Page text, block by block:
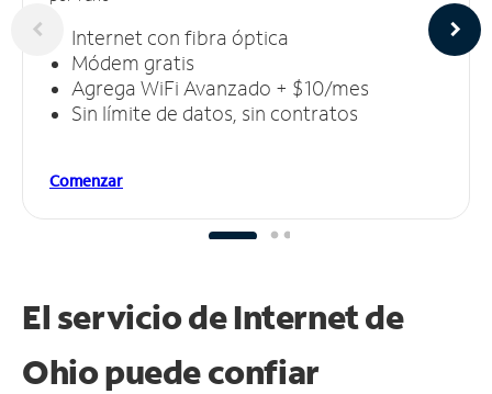
Internet con fibra óptica
Módem gratis
Agrega WiFi Avanzado + $10/mes
Sin límite de datos, sin contratos
Comenzar
El servicio de Internet de
Ohio puedeconfiar